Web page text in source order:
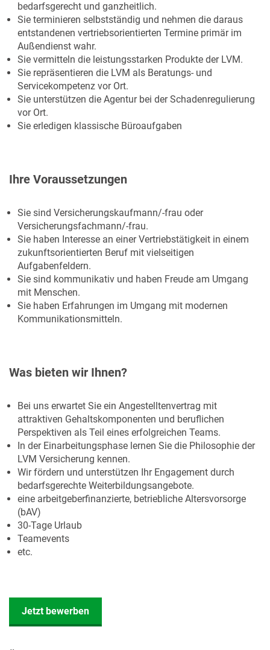
bedarfsgerecht und ganzheitlich.
Sie terminieren selbstständig und nehmen die daraus
entstandenen vertriebsorientierten Termine primär im
Außendienst wahr.
Sie vermitteln die leistungsstarken Produkte der LVM.
Sie repräsentieren die LVM als Beratungs- und
Servicekompetenz vor Ort.
Sie unterstützen die Agentur bei der Schadenregulierung
vor Ort.
Sie erledigen klassische Büroaufgaben
Ihre Voraussetzungen
Sie sind Versicherungskaufmann/-frau oder
Versicherungsfachmann/-frau.
Sie haben Interesse an einer Vertriebstätigkeit in einem
zukunftsorientierten Beruf mit vielseitigen
Aufgabenfeldern.
Sie sind kommunikativ und haben Freude am Umgang
mit Menschen.
Sie haben Erfahrungen im Umgang mit modernen
Kommunikationsmitteln.
Was bieten wir Ihnen?
Bei uns erwartet Sie ein Angestelltenvertrag mit
attraktiven Gehaltskomponenten und beruflichen
Perspektiven als Teil eines erfolgreichen Teams.
In der Einarbeitungsphase lernen Sie die Philosophie der
LVM Versicherung kennen.
Wir fördern und unterstützen Ihr Engagement durch
bedarfsgerechte Weiterbildungsangebote.
eine arbeitgeberfinanzierte, betriebliche Altersvorsorge
(bAV)
30-Tage Urlaub
Teamevents
etc.
Jetzt bewerben